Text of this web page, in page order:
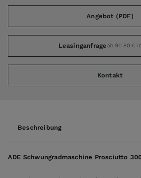
Angebot (PDF)
Leasinganfrageab 90,80 €
Kontakt
Beschreibung
ADE Schwungradmaschine Prosciutto